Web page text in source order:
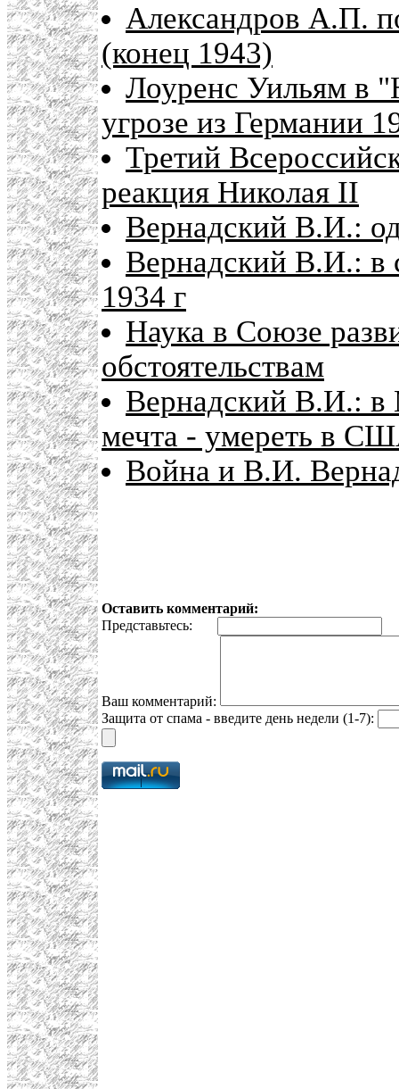
Александров А.П.
(конец 1943)
Лоуренс Уильям в
угрозе из Германии
Третий
реакция Николая II
Вернадский В.И.:
Вернадский В.И.: в
1934 г
Наука в Союзе
обстоятельствам
Вернадский В.И.: в
мечта - умереть в
Война и В.И.
Оставить комментарий:
Представьтесь:
Ваш комментарий:
Защита от спама - введите день недели (1-7):